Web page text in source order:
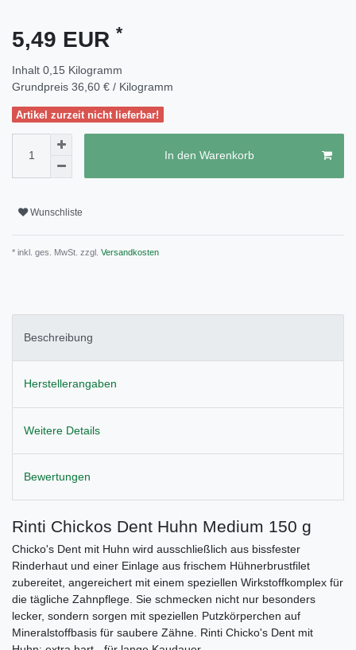
5,49 EUR *
Inhalt 0,15 Kilogramm
Grundpreis 36,60 € / Kilogramm
Artikel zurzeit nicht lieferbar!
In den Warenkorb
Wunschliste
* inkl. ges. MwSt. zzgl. Versandkosten
Beschreibung
Herstellerangaben
Weitere Details
Bewertungen
Rinti Chickos Dent Huhn Medium 150 g
Chicko's Dent mit Huhn wird ausschließlich aus bissfester
Rinderhaut und einer Einlage aus frischem Hühnerbrustfilet
zubereitet, angereichert mit einem speziellen Wirkstoffkomplex für
die tägliche Zahnpflege. Sie schmecken nicht nur besonders
lecker, sondern sorgen mit speziellen Putzkörperchen auf
Mineralstoffbasis für saubere Zähne. Rinti Chicko's Dent mit